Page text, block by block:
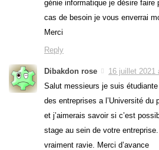
génie informatique je désire faire
cas de besoin je vous enverrai
Merci
Reply
Dibakdon rose
16 juillet 2021
Salut messieurs je suis
des entreprises a l’Université du
et j’aimerais savoir si c’est
stage au sein de votre
vraiment ravie. Merci d’avance